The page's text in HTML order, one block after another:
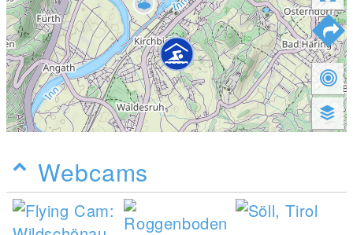
Webcams